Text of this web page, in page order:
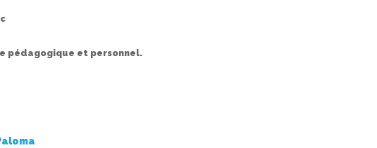
pédagogique et personnel.